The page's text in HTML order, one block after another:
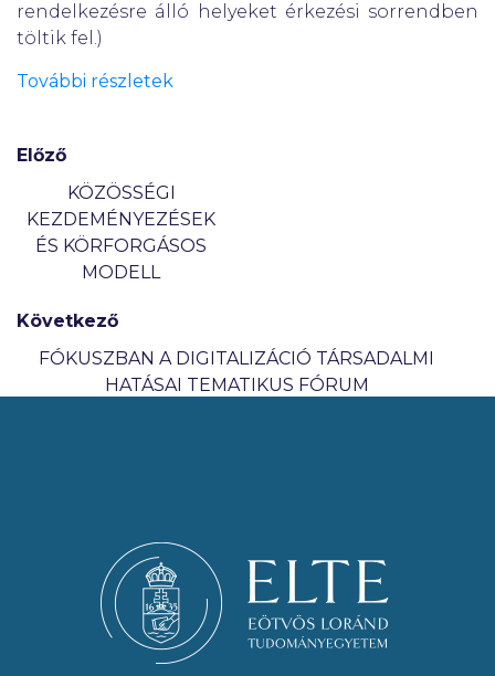
rendelkezésre álló helyeket érkezési sorrendben
töltik fel.)
További részletek
Előző
KÖZÖSSÉGI
KEZDEMÉNYEZÉSEK
ÉS KÖRFORGÁSOS
MODELL
Következő
FÓKUSZBAN A DIGITALIZÁCIÓ TÁRSADALMI
HATÁSAI TEMATIKUS FÓRUM